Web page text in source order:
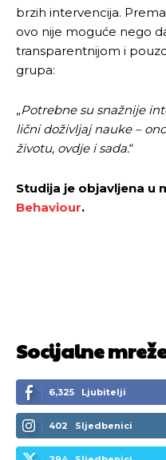
Pusti
Ovim putem želimo da
Objavi.ba
[wpuf_form
Pusti
Ovim putem želimo da
Objavi.ba
[wpuf_form
brzih intervencija.
ovo nije moguće nego
transparentnijom i
grupa:
„Potrebne su snažnije
lični doživljaj nauke –
životu, ovdje i sada.“
Studija je objavljena u
Behaviour.
Socijalne
6,325 Ljubitelji
402 Sljedbenici